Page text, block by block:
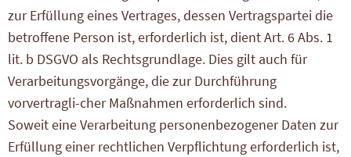
zur Erfüllung eines Vertrages, dessen Vertragspartei die
betroffene Person ist, erforderlich ist, dient Art. 6 Abs. 1
lit. b DSGVO als Rechtsgrundlage. Dies gilt auch für
Verarbeitungsvorgänge, die zur Durchführung
vorvertragli-cher Maßnahmen erforderlich sind.
Soweit eine Verarbeitung personenbezogener Daten zur
Erfüllung einer rechtlichen Verpflichtung erforderlich ist,